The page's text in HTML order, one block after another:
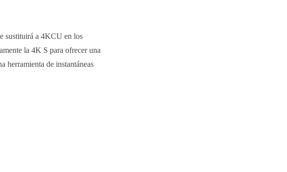
sustituirá a 4KCU en los
la 4K S para ofrecer una
herramienta de instantáneas